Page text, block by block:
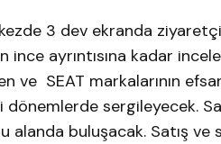
3 dev ekranda
ayrıntısına kadar
ve SEAT markalarının
dönemlerde sergileyecek.
alanda buluşacak. Satış